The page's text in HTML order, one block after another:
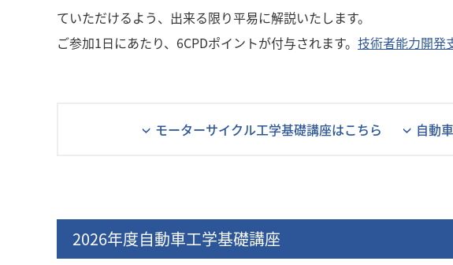
ていただけるよう、出来る限り平易に解説いたします。
ご参加1日にあたり、6CPDポイントが付与されます。 技術者能力開発
モーターサイクル工学基礎講座はこちら 自動
2026年度自動車工学基礎講座